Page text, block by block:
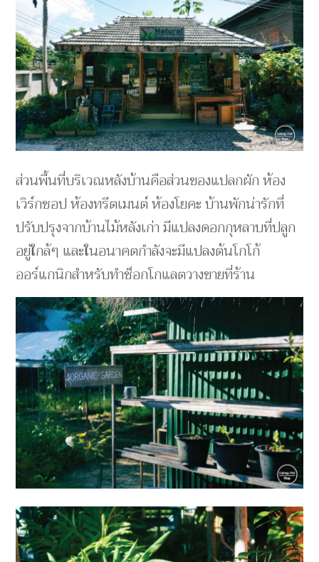
ส่วนพื้นที่บริเวณหลังบ้านคือส่วนของแปลกผัก ห้อง
เวิร์กชอป ห้องทรีตเมนต์ ห้องโยคะ บ้านพักน่ารักที่
ปรับปรุงจากบ้านไม้หลังเก่า มีแปลงดอกกุหลาบที่ปลูก
อยู่ใกล้ๆ และในอนาคตกำลังจะมีแปลงต้นโกโก้
ออร์แกนิกสำหรับทำช็อกโกแลตวางขายที่ร้าน